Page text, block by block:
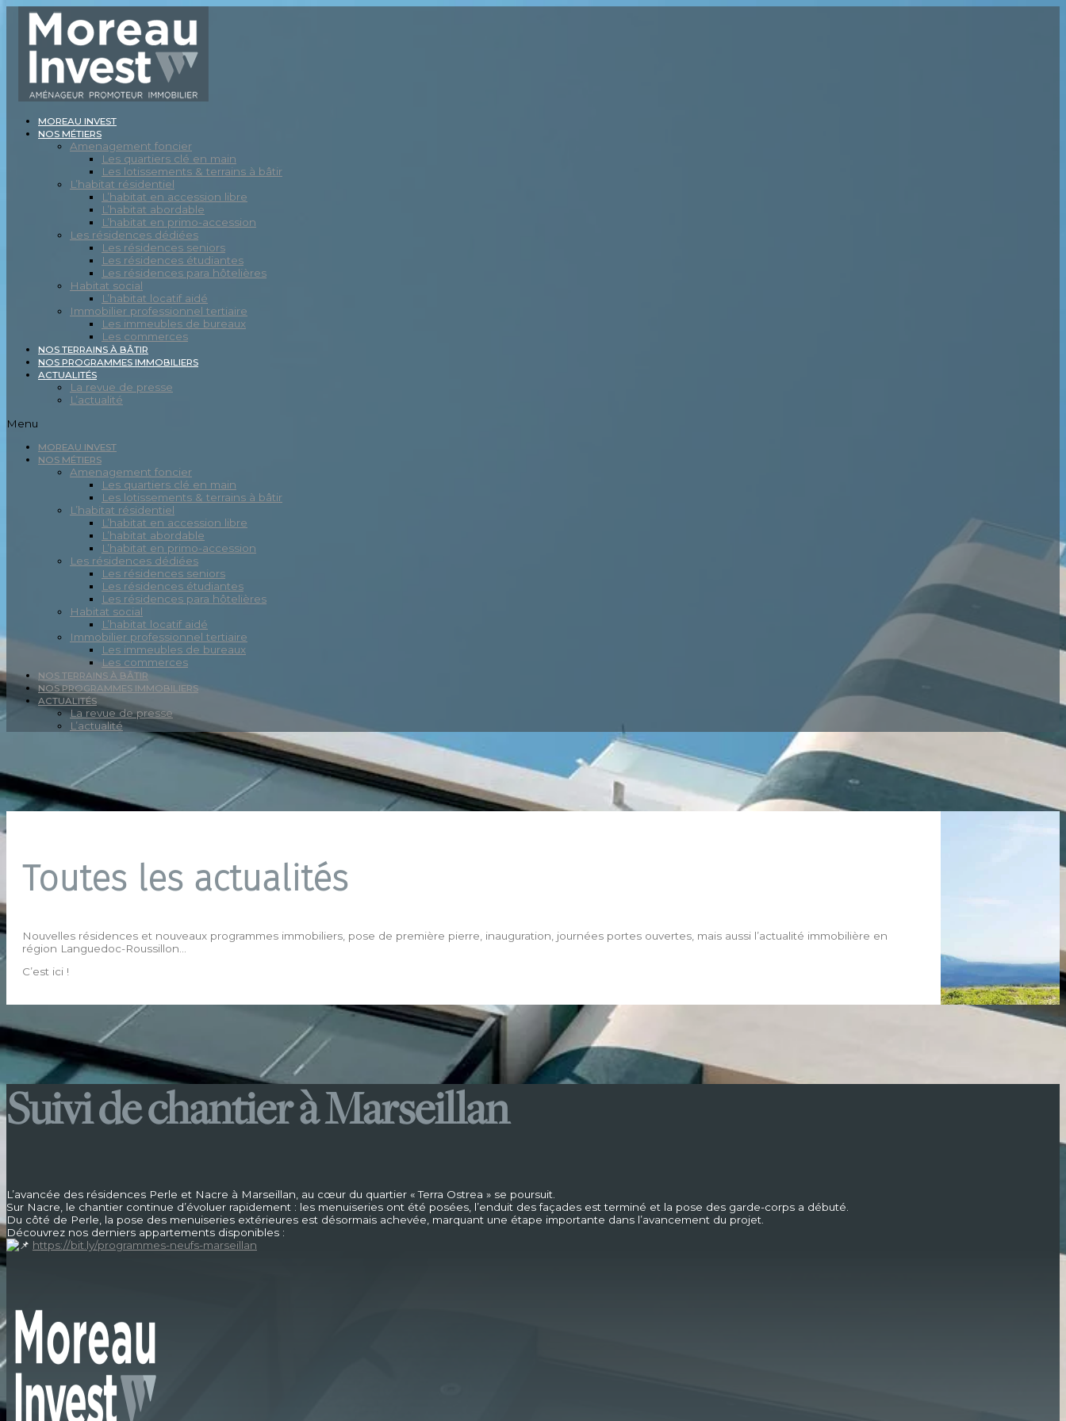
MOREAU INVEST
NOS MÉTIERS
Amenagement foncier
Les quartiers clé en main
Les lotissements & terrains à bâtir
L’habitat résidentiel
L’habitat en accession libre
L’habitat abordable
L’habitat en primo-accession
Les résidences dédiées
Les résidences seniors
Les résidences étudiantes
Les résidences para hôtelières
Habitat social
L’habitat locatif aidé
Immobilier professionnel tertiaire
Les immeubles de bureaux
Les commerces
NOS TERRAINS À BÂTIR
NOS PROGRAMMES IMMOBILIERS
ACTUALITÉS
La revue de presse
L’actualité
Menu
MOREAU INVEST
NOS MÉTIERS
Amenagement foncier
Les quartiers clé en main
Les lotissements & terrains à bâtir
L’habitat résidentiel
L’habitat en accession libre
L’habitat abordable
L’habitat en primo-accession
Les résidences dédiées
Les résidences seniors
Les résidences étudiantes
Les résidences para hôtelières
Habitat social
L’habitat locatif aidé
Immobilier professionnel tertiaire
Les immeubles de bureaux
Les commerces
NOS TERRAINS À BÂTIR
NOS PROGRAMMES IMMOBILIERS
ACTUALITÉS
La revue de presse
L’actualité
Toutes les actualités
Nouvelles résidences et nouveaux programmes immobiliers, pose de première pierre, inauguration, journées portes ouvertes, mais aussi l’actualité immobilière en
région Languedoc-Roussillon…
C’est ici !
Suivi de chantier à Marseillan
L’avancée des résidences Perle et Nacre à Marseillan, au cœur du quartier « Terra Ostrea » se poursuit.
Sur Nacre, le chantier continue d’évoluer rapidement : les menuiseries ont été posées, l’enduit des façades est terminé et la pose des garde-corps a débuté.
Du côté de Perle, la pose des menuiseries extérieures est désormais achevée, marquant une étape importante dans l’avancement du projet.
Découvrez nos derniers appartements disponibles :
https://bit.ly/programmes-neufs-marseillan